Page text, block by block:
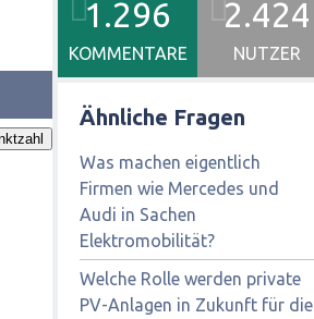
1.296
KOMMENTARE
2.424
NUTZER
Ähnliche Fragen
Was machen eigentlich
Firmen wie Mercedes und
Audi in Sachen
Elektromobilität?
Welche Rolle werden private
PV-Anlagen in Zukunft für die